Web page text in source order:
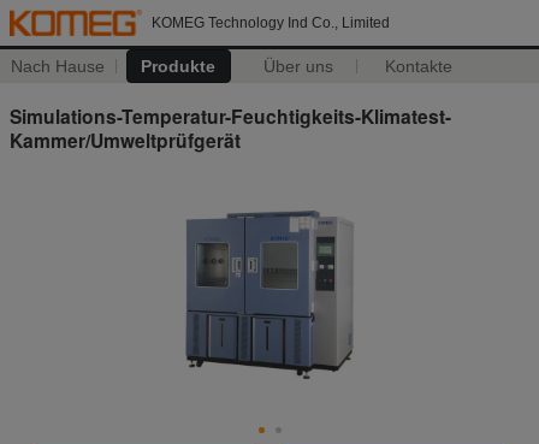
KOMEG Technology Ind Co., Limited
Nach Hause Produkte Über uns Kontakte
Simulations-Temperatur-Feuchtigkeits-Klimatest-
Kammer/Umweltprüfgerät